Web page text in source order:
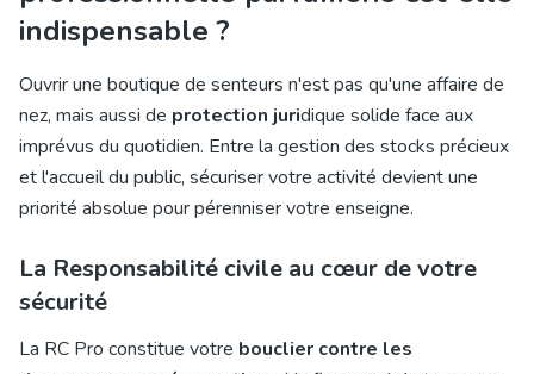
indispensable ?
Ouvrir une boutique de senteurs n'est pas qu'une affaire de
nez, mais aussi de protection juridique solide face aux
imprévus du quotidien. Entre la gestion des stocks précieux
et l'accueil du public, sécuriser votre activité devient une
priorité absolue pour pérenniser votre enseigne.
La Responsabilité civile au cœur de votre
sécurité
La RC Pro constitue votre bouclier contre les